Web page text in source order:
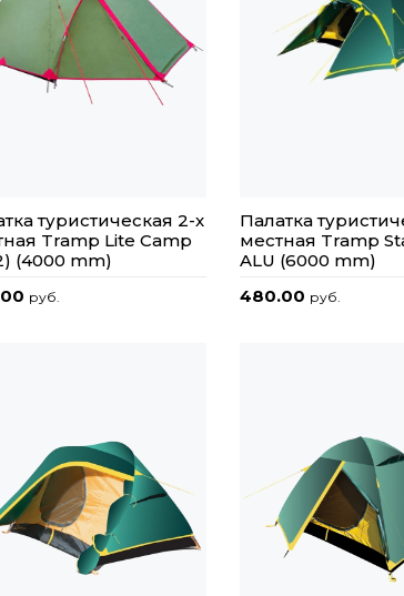
туристическая 2-х
Tramp Lite Camp
(4000 mm)
руб.
Палатка
местная Tramp
ALU (6000 mm)
480.00 руб.